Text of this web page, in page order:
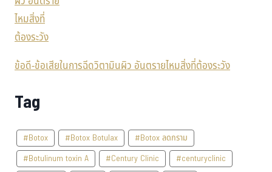
ข้อดี-ข้อเสียในการฉีดวิตามินผิว อันตรายไหมสิ่งที่ต้องระวัง
Tag
#Botox #Botox Botulax
#Botox ลดกราม
#Botulinum toxin A
#Century Clinic
#centuryclinic